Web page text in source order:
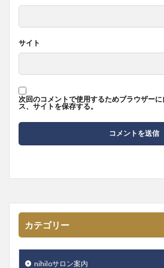
サイト
次回のコメントで使用するためブラウザー
ス、サイトを保存する。
カテゴリー
nihiloサロン案内